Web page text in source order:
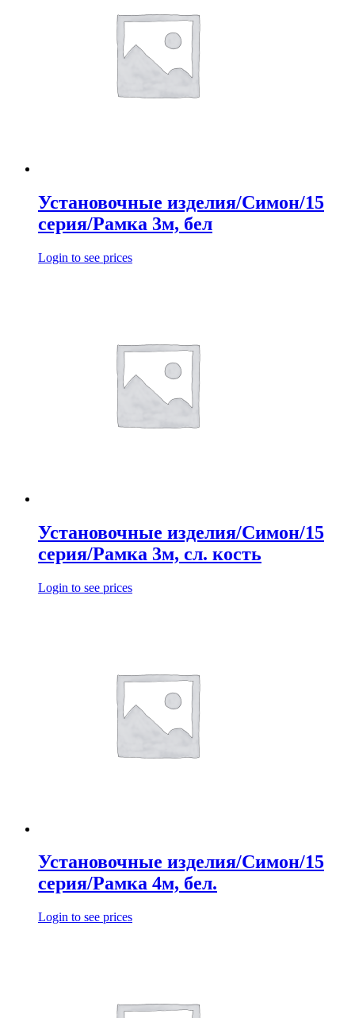
Установочные изделия/Симон/15
серия/Рамка 3м, бел
Login to see prices
Установочные изделия/Симон/15
серия/Рамка 3м, сл. кость
Login to see prices
Установочные изделия/Симон/15
серия/Рамка 4м, бел.
Login to see prices